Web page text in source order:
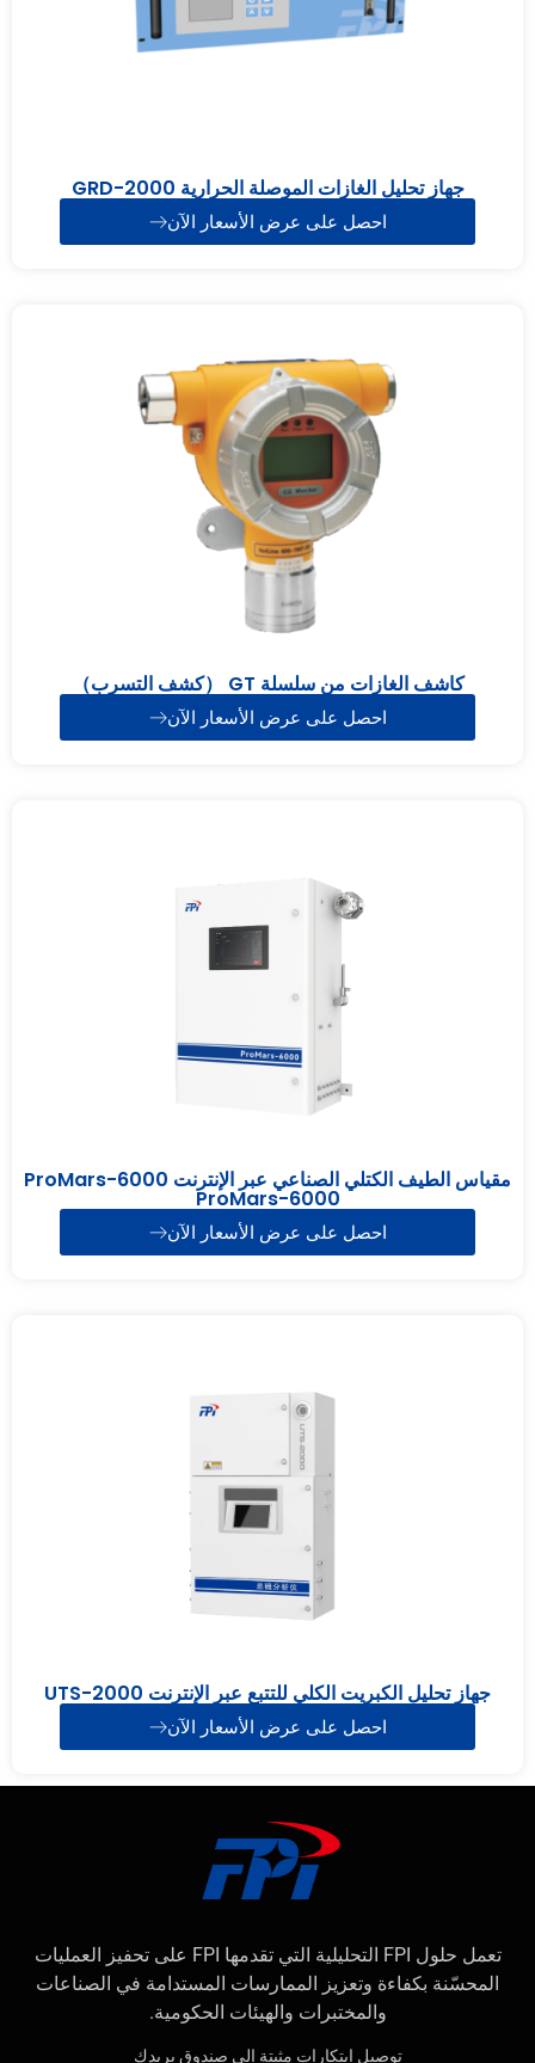
جهاز تحليل الغازات الموصلة الحرارية GRD-2000
احصل على عرض الأسعار الآن
كاشف الغازات من سلسلة GT （كشف التسرب）
احصل على عرض الأسعار الآن
مقياس الطيف الكتلي الصناعي عبر الإنترنت ProMars-6000
ProMars-6000
احصل على عرض الأسعار الآن
جهاز تحليل الكبريت الكلي للتتبع عبر الإنترنت UTS-2000
احصل على عرض الأسعار الآن
تعمل حلول FPI التحليلية التي تقدمها FPI على تحفيز العمليات
المحسّنة بكفاءة وتعزيز الممارسات المستدامة في الصناعات
والمختبرات والهيئات الحكومية.
توصيل ابتكارات مثبتة إلى صندوق بريدك